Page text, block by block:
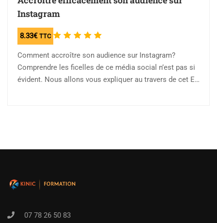
Instagram
8.33€ TTC Note
5
Comment accroître son audience sur Instagram?
Comprendre les ficelles de ce média social n’est pas si
évident. Nous allons vous expliquer au travers de cet E-
07 78 26 50 83